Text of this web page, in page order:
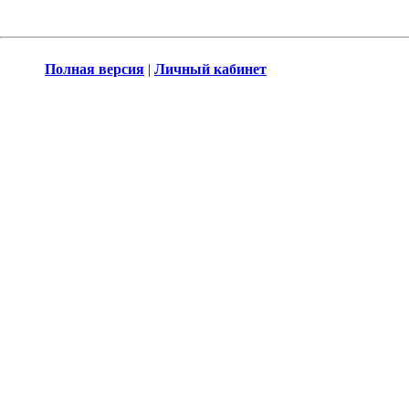
Полная версия | Личный кабинет